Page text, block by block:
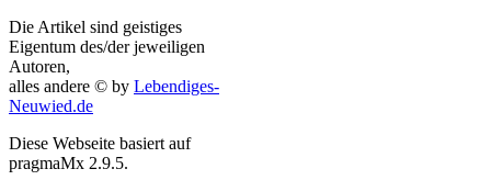
Die Artikel sind geistiges
Eigentum des/der jeweiligen
Autoren,
alles andere © by Lebendiges-
Neuwied.de
Diese Webseite basiert auf
pragmaMx 2.9.5.